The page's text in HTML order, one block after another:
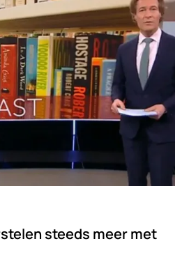
steeds meer met